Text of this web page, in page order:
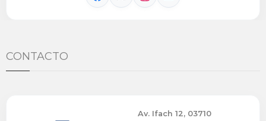
CONTACTO
Av. Ifach 12, 03710